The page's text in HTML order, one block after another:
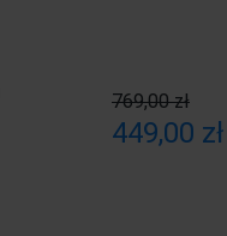
449,00 zł
769,00 zł